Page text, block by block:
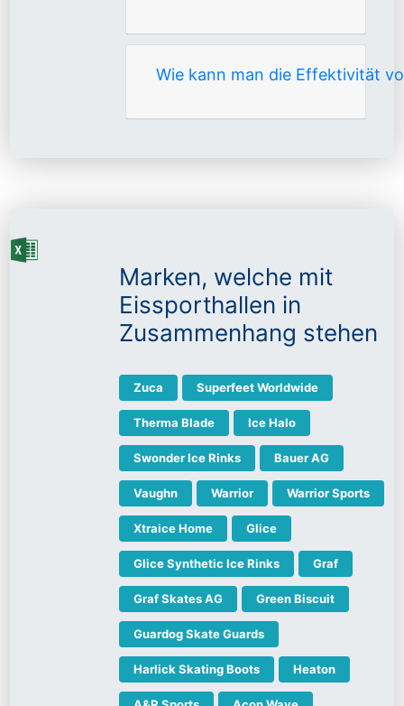
Wie kann man die Effektivität
Marken, welche mit
Eissporthallen in
Zusammenhang stehen
Zuca Superfeet Worldwide
Therma Blade Ice Halo
Swonder Ice Rinks Bauer AG
Vaughn Warrior Warrior Sports
Xtraice Home Glice
Glice Synthetic Ice Rinks Graf
Graf Skates AG Green Biscuit
Guardog Skate Guards
Harlick Skating Boots Heaton